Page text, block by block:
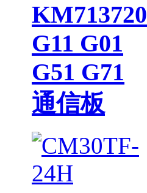
KM713720
G11 G01
G51 G71
通信板